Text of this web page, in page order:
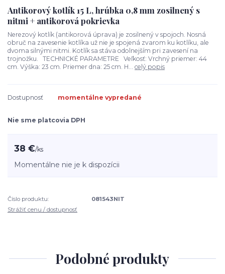
Antikorový kotlík 15 L, hrúbka 0,8 mm zosilnený s
nitmi + antikorová pokrievka
Nerezový kotlík (antikorová úprava) je zosilnený v spojoch. Nosná
obruč na zavesenie kotlíka už nie je spojená zvarom ku kotlíku, ale
dvoma silnými nitmi. Kotlík sa stáva odolnejším pri zavesení na
trojnožku. TECHNICKÉ PARAMETRE Veľkosť: Vrchný priemer: 44
cm. Výška: 23 cm. Priemer dna: 25 cm. H... celý popis
Dostupnosť momentálne vypredané
Nie sme platcovia DPH
38 €/ks
Momentálne nie je k dispozícii
Číslo produktu:
081543NIT
Strážiť cenu / dostupnosť
Podobné produkty